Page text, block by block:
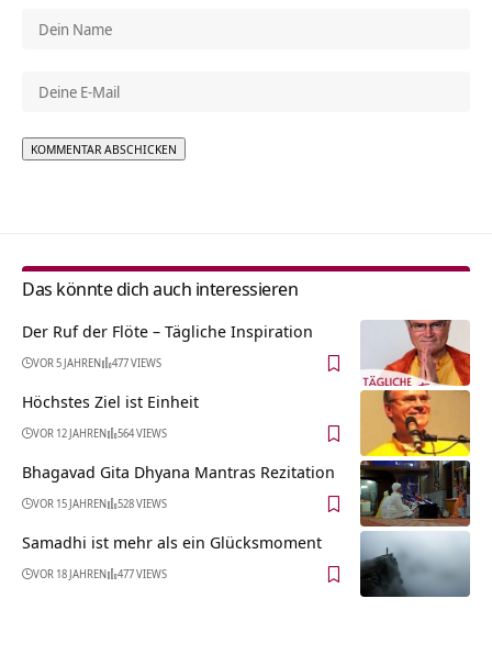
Das könnte dich auch interessieren
Der Ruf der Flöte – Tägliche Inspiration
VOR 5 JAHREN 477 VIEWS
Höchstes Ziel ist Einheit
VOR 12 JAHREN 564 VIEWS
Bhagavad Gita Dhyana Mantras Rezitation
VOR 15 JAHREN 528 VIEWS
Samadhi ist mehr als ein Glücksmoment
VOR 18 JAHREN 477 VIEWS